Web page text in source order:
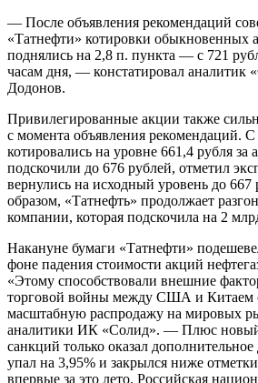
— После объявления рекомендаций
«Татнефти» котировки обыкновенных
поднялись на 2,8 п. пункта — с 721
часам дня, — констатировал аналитик
Додонов.
Привилегированные акции также
с момента объявления рекомендаций.
котировались на уровне 661,4 рубля за
подскочили до 676 рублей, отметил
вернулись на исходный уровень до
образом, «Татнефть» продолжает
компании, которая подскочила на 2
Накануне бумаги «Татнефти»
фоне падения стоимости акций
«Этому способствовали внешние
торговой войны между США и Китаем
масштабную распродажу на мировых
аналитики ИК «Солид». — Плюс новый
санкций только оказал
упал на 3,95% и закрылся ниже
впервые за это лето. Российская